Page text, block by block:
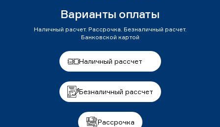
Варианты оплаты
Наличный расчет. Рассрочка. Безналичный расчет.
Банковской картой
Наличный рассчет
Безналичный рассчет
Рассрочка